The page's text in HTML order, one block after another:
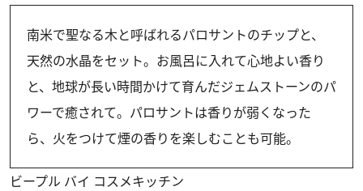
南米で聖なる木と呼ばれるパロサントのチップと、
天然の水晶をセット。お風呂に入れて心地よい香り
と、地球が長い時間かけて育んだジェムストーンのパ
ワーで癒されて。パロサントは香りが弱くなった
ら、火をつけて煙の香りを楽しむことも可能。
ビープル バイ コスメキッチン